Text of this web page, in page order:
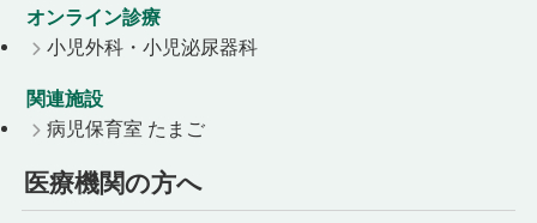
オンライン診療
小児外科・小児泌尿器科
関連施設
病児保育室 たまご
医療機関の方へ